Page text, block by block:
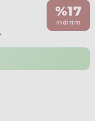
%17
indirim